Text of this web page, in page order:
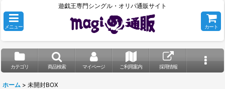
遊戯王専門シングル・オリパ通販サイト
メニュー カート
カテゴリ 商品検索 マイページ ご利用案内 採用情報
ホーム > 未開封BOX